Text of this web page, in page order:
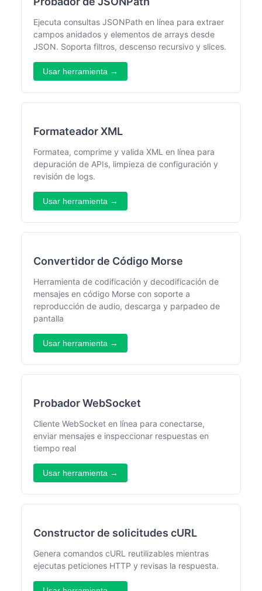
Ejecuta consultas JSONPath en línea para extraer
campos anidados y elementos de arrays desde
JSON. Soporta filtros, descenso recursivo y slices.
Usar herramienta →
Formateador XML
Formatea, comprime y valida XML en línea para
depuración de APIs, limpieza de configuración y
revisión de logs.
Usar herramienta →
Convertidor de Código Morse
Herramienta de codificación y decodificación de
mensajes en código Morse con soporte a
reproducción de audio, descarga y parpadeo de
pantalla
Usar herramienta →
Probador WebSocket
Cliente WebSocket en línea para conectarse,
enviar mensajes e inspeccionar respuestas en
tiempo real
Usar herramienta →
Constructor de solicitudes cURL
Genera comandos cURL reutilizables mientras
ejecutas peticiones HTTP y revisas la respuesta.